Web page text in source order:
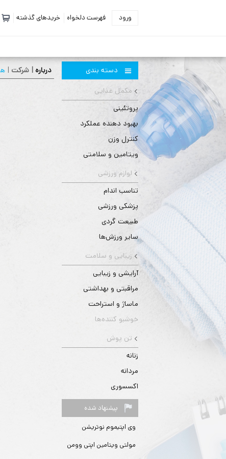
ورود فهرست دلخواه خریدهای گذشته
دسته بندی
مکمل غذایی
پروتئینی
بهبود دهنده عملکرد
کنترل وزن
ویتامین و سلامتی
لوازم ورزشی
تناسب اندام
پزشکی ورزشی
طبیعت گردی
سایر ورزش‌ها
زیبایی و سلامت
آرایشی و زیبایی
مراقبتی و بهداشتی
ماساژ و استراحت
خوشبو کننده‌ها
تن پوش
زنانه
مردانه
اکسسوری
پیشنهاد شده
وی اپتیموم نوتریشن
مولتی ویتامین اپتی وومن
درباره | شركت |